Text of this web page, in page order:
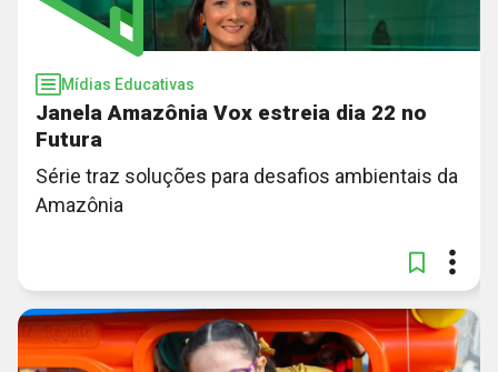
Mídias Educativas
Janela Amazônia Vox estreia dia 22 no
Futura
Série traz soluções para desafios ambientais da
Amazônia